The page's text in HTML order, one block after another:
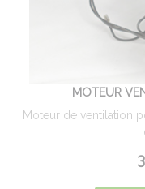
MOTEUR
Moteur de ventilation